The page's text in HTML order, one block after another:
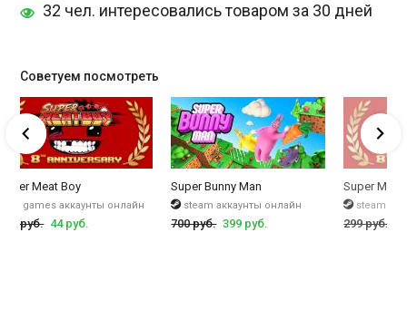
32 чел. интересовались товаром за 30 дней
Советуем посмотреть
Meat Boy
games аккаунты онлайн
руб. 44 руб.
Super Bunny Man
steam аккаунты онлайн
700 руб. 399 руб.
Super Meat
steam
299 руб.